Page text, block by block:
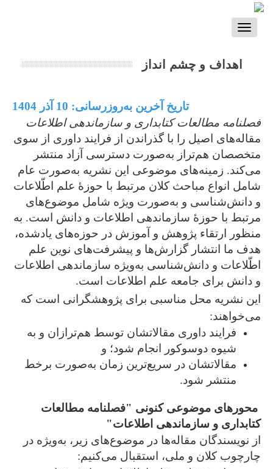
Toggle
navigation
اهداف و چشم انداز
تاریخ آخرین به‌روزرسانی: 10 آذر 1404
فصلنامه مطالعات کتابداری و سازماندهی اطلاعات
مقاله‌های اصیل را با گذراندن از فرایند داوری از سوی
متخصصان هم‌تراز به‌صورت دسترسی آزاد منتشر
می‌کند. زمینه‌های موضوعی این نشریه به‌صورت عام
شامل انواع مباحث کلان مرتبط با حوزۀ علم اطّلاعات
و دانش‌­شناسی و به‌صورت ویژه شامل موضوع‌های
مرتبط با حوزۀ سازماندهی اطلاعات و دانش است. به
منظور ارتقاء پژوهش و آموزش در حوزه‌های یادشده،
هدف ما انتشار گزارش‌ها و پیشرفت‌های نوین علم
اطّلاعات و دانش­‌شناسی به‌ویژه سازماندهی اطلاعات
و دانش برای جامعه علم اطلاعات است.
این نشریه محل مناسبی برای پژوهشگرانی است که
می­‌خواهند:
فرایند داوری مقالاتشان توسط هم‌ترازان و به‌
شیوه دوسوکور انجام شود؛ و
مقالاتشان در سریع‌ترین زمان به‌صورت برخط
منتشر شود.
محورهای موضوعی کنونی "فصلنامه مطالعات
کتابداری و سازماندهی اطلاعات"
از نویسندگان مقاله‌ها در موضوع‌های زیر، به‌ویژه در
چارچوب کلان و ملی، استقبال می‌کنیم: